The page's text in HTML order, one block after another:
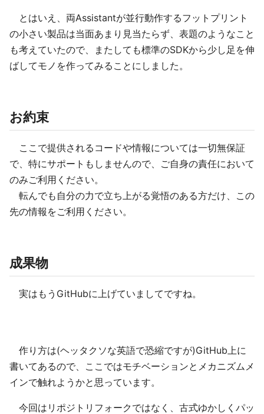
とはいえ、両Assistantが並行動作するフットプリント
の小さい製品は当面あまり見当たらず、表題のようなこと
も考えていたので、またしても標準のSDKから少し足を伸
ばしてモノを作ってみることにしました。
お約束
ここで提供されるコードや情報については一切無保証
で、特にサポートもしませんので、ご自身の責任において
のみご利用ください。
転んでも自分の力で立ち上がる覚悟のある方だけ、この
先の情報をご利用ください。
成果物
実はもうGitHubに上げていましてですね。
作り方は(ヘッタクソな英語で恐縮ですが)GitHub上に
書いてあるので、ここではモチベーションとメカニズムメ
インで触れようかと思っています。
今回はリポジトリフォークではなく、古式ゆかしくパッ